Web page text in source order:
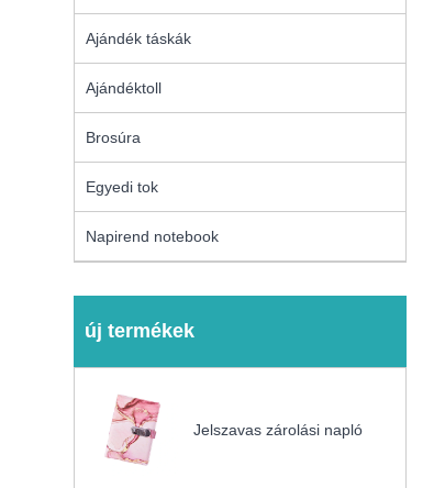
Ajándék táskák
Ajándéktoll
Brosúra
Egyedi tok
Napirend notebook
új termékek
Jelszavas zárolási napló